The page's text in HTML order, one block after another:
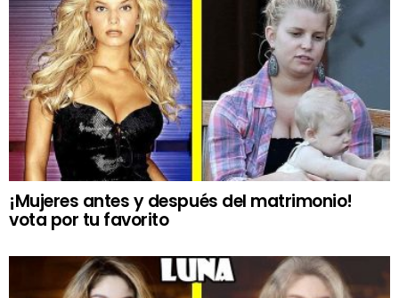
¡Mujeres antes y después del matrimonio!
vota por tu favorito